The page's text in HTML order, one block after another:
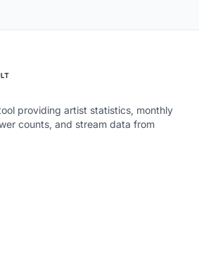
providing artist statistics, monthly
counts, and stream data from